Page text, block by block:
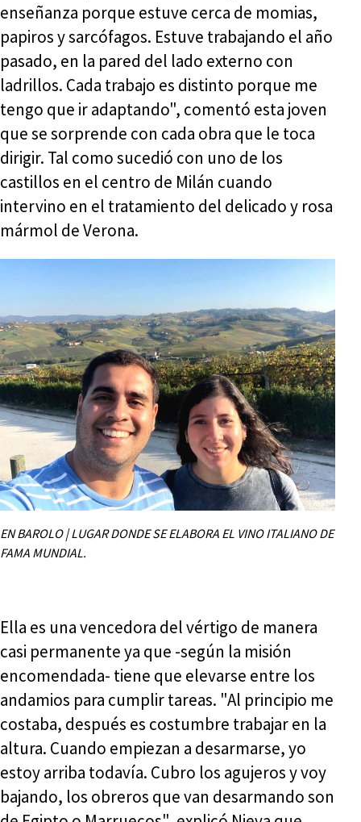
enseñanza porque estuve cerca de momias,
papiros y sarcófagos. Estuve trabajando el año
pasado, en la pared del lado externo con
ladrillos. Cada trabajo es distinto porque me
tengo que ir adaptando", comentó esta joven
que se sorprende con cada obra que le toca
dirigir. Tal como sucedió con uno de los
castillos en el centro de Milán cuando
intervino en el tratamiento del delicado y rosa
mármol de Verona.
EN BAROLO | LUGAR DONDE SE ELABORA EL VINO ITALIANO DE
FAMA MUNDIAL.
Ella es una vencedora del vértigo de manera
casi permanente ya que -según la misión
encomendada- tiene que elevarse entre los
andamios para cumplir tareas. "Al principio me
costaba, después es costumbre trabajar en la
altura. Cuando empiezan a desarmarse, yo
estoy arriba todavía. Cubro los agujeros y voy
bajando, los obreros que van desarmando son